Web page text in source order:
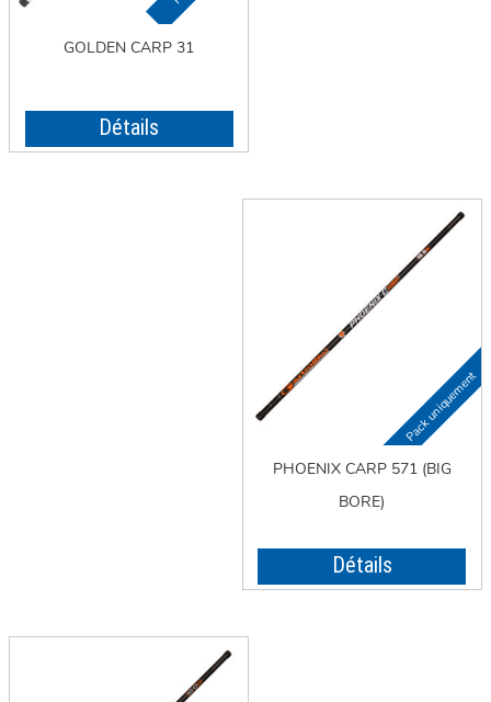
GOLDEN CARP 31
Détails
PHOENIX CARP 571 (BIG
BORE)
Détails